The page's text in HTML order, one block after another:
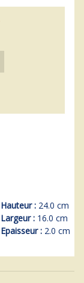
Hauteur : 24.0 cm
Largeur : 16.0 cm
Epaisseur : 2.0 cm